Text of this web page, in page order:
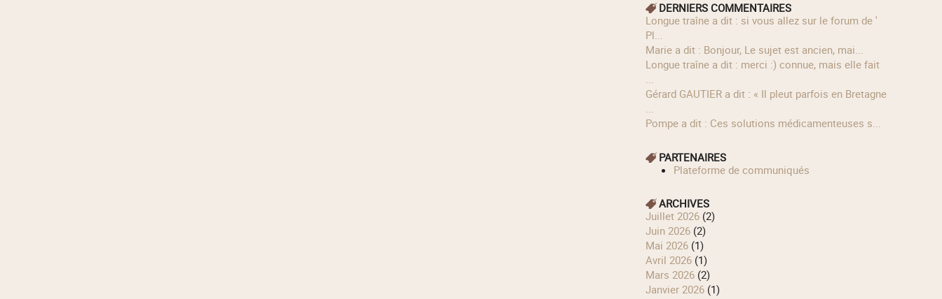
DERNIERS COMMENTAIRES
longue traîne a dit : si vous allez sur le forum de '
Pl...
Marie a dit : Bonjour, Le sujet est ancien, mai...
longue traîne a dit : merci :) connue, mais elle fait
...
Gérard GAUTIER a dit : « Il pleut parfois en Bretagne
...
Pompe a dit : Ces solutions médicamenteuses s...
PARTENAIRES
Plateforme de communiqués
ARCHIVES
juillet 2026(2)
juin 2026(2)
mai 2026(1)
avril 2026(1)
mars 2026(2)
janvier 2026(1)